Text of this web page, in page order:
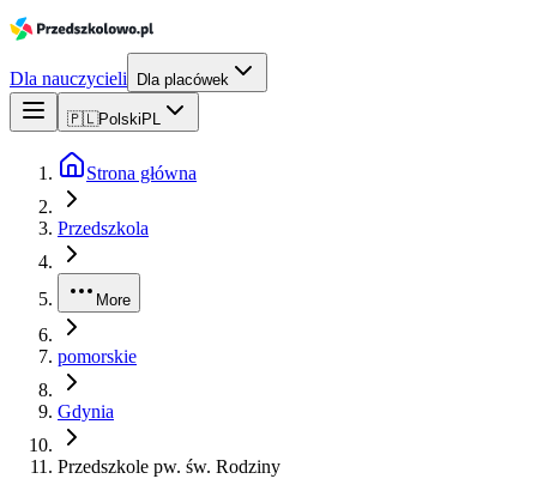
Dla nauczycieli Dla placówek
🇵🇱Polski PL
Strona główna
Przedszkola
More
pomorskie
Gdynia
Przedszkole pw. św. Rodziny